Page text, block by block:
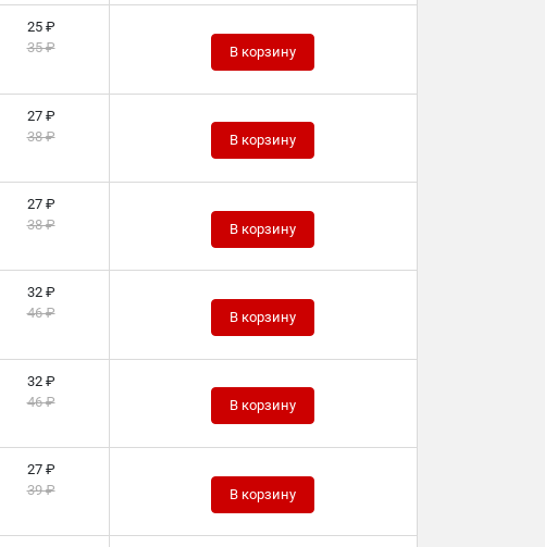
25 ₽
35 ₽
В корзину
27 ₽
38 ₽
В корзину
27 ₽
38 ₽
В корзину
32 ₽
46 ₽
В корзину
32 ₽
46 ₽
В корзину
27 ₽
39 ₽
В корзину